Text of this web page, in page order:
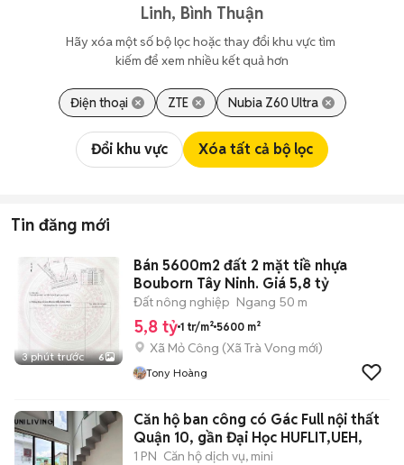
Linh, Bình Thuận
Hãy xóa một số bộ lọc hoặc thay đổi khu vực tìm
kiếm để xem nhiều kết quả hơn
Điện thoại ZTE Nubia Z60 Ultra
Đổi khu vực Xóa tất cả bộ lọc
Tin đăng mới
3 phút trước 6
Bán 5600m2 đất 2 mặt tiề nhựa
Bouborn Tây Ninh. Giá 5,8 tỷ
Đất nông nghiệp Ngang 50 m
5,8 tỷ 1 tr/m² 5600 m²
Xã Mỏ Công (Xã Trà Vong mới)
Tony Hoàng
Căn hộ ban công có Gác Full nội thất
Quận 10, gần Đại Học HUFLIT,UEH,
1 PN Căn hộ dịch vụ, mini